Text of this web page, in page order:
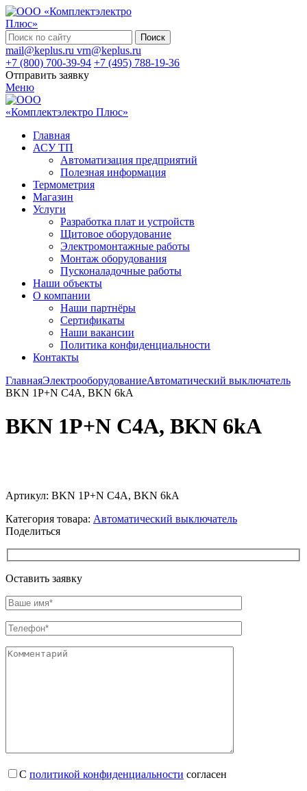
Поиск
mail@keplus.ru vrn@keplus.ru
+7 (800) 700-39-94 +7 (495) 788-19-36
Отправить заявку
Меню
Главная
АСУ ТП
Автоматизация предприятий
Полезная информация
Термометрия
Магазин
Услуги
Разработка плат и устройств
Щитовое оборудование
Электромонтажные работы
Монтаж оборудования
Пусконаладочные работы
Наши объекты
О компании
Наши партнёры
Сертификаты
Наши вакансии
Политика конфиденциальности
Контакты
ГлавнаяЭлектрооборудованиеАвтоматический выключатель
BKN 1P+N C4A, BKN 6kA
BKN 1P+N C4A, BKN 6kA
Артикул: BKN 1P+N C4A, BKN 6kA
Категория товара: Автоматический выключатель
Поделиться
Оставить заявку
С политикой конфиденциальности согласен